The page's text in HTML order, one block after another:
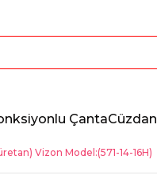
ÇantaCüzdan
Vizon Model:(571-14-16H)